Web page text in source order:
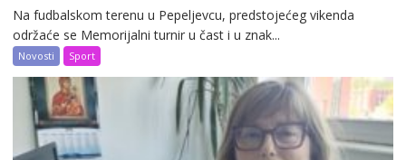
Na fudbalskom terenu u Pepeljevcu, predstojećeg vikenda
održaće se Memorijalni turnir u čast i u znak...
Novosti Sport